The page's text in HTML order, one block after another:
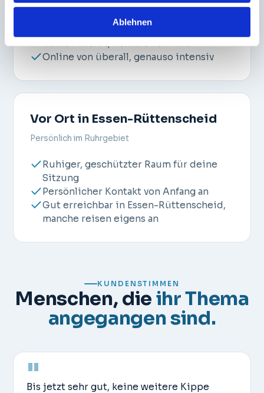
Ablehnen
Per Video, in deiner gewohnten
Keine Anfahrt, flexible Termine
Online von überall, genauso intensiv
Vor Ort in Essen-Rüttenscheid
Persönlich im Ruhrgebiet
Ruhiger, geschützter Raum für deine
Sitzung
Persönlicher Kontakt von Anfang an
Gut erreichbar in Essen-Rüttenscheid,
manche reisen eigens an
KUNDENSTIMMEN
Menschen, die ihr Thema
angegangen sind.
"
Bis jetzt sehr gut, keine weitere Kippe